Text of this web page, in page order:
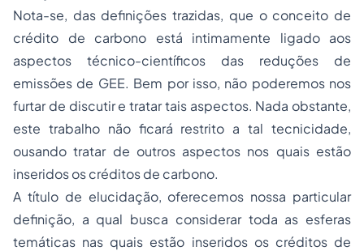
Nota-se, das definições trazidas, que o conceito de
crédito de carbono está intimamente ligado aos
aspectos técnico-científicos das reduções de
emissões de GEE. Bem por isso, não poderemos nos
furtar de discutir e tratar tais aspectos. Nada obstante,
este trabalho não ficará restrito a tal tecnicidade,
ousando tratar de outros aspectos nos quais estão
inseridos os créditos de carbono.
A título de elucidação, oferecemos nossa particular
definição, a qual busca considerar toda as esferas
temáticas nas quais estão inseridos os créditos de